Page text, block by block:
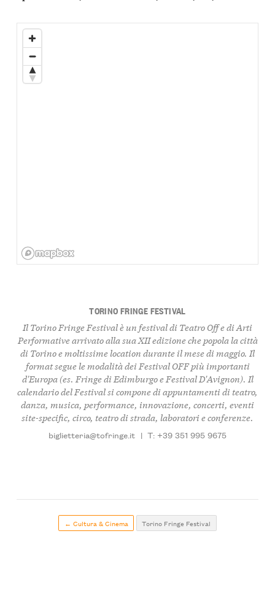
TORINO FRINGE FESTIVAL
Il Torino Fringe Festival è un festival di Teatro Off e di Arti
Performative arrivato alla sua XII edizione che popola la città
di Torino e moltissime location durante il mese di maggio. Il
format segue le modalità dei Festival OFF più importanti
d'Europa (es. Fringe di Edimburgo e Festival D'Avignon). Il
calendario del Festival si compone di appuntamenti di teatro,
danza, musica, performance, innovazione, concerti, eventi
site-specific, circo, teatro di strada, laboratori e conferenze.
biglietteria@tofringe.it | T: +39 351 995 9675
← Cultura & Cinema Torino Fringe Festival